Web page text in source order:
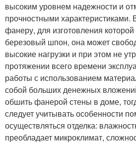
высоким уровнем надежности и
прочностными характеристиками.
фанеру, для изготовления
березовый шпон, она может
высокие нагрузки и при этом не
протяжении всего времени
работы с использованием
собой больших денежных
обшить фанерой стены в доме,
следует учитывать особенности
осуществляться отделка:
преобладает микроклимат,